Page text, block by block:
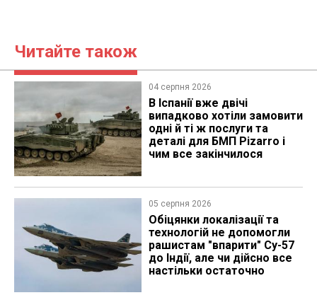
Читайте також
04 серпня 2026
В Іспанії вже двічі
випадково хотіли замовити
одні й ті ж послуги та
деталі для БМП Pizarro і
чим все закінчилося
05 серпня 2026
Обіцянки локалізації та
технологій не допомогли
рашистам "впарити" Су-57
до Індії, але чи дійсно все
настільки остаточно